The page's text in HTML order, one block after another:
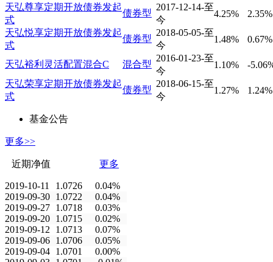
天弘尊享定期开放债券发起
式
债券型
2017-12-14-至
今
4.25%
2.35%
天弘悦享定期开放债券发起
式
债券型
2018-05-05-至
今
1.48% 0.67%
天弘裕利灵活配置混合C 混合型
2016-01-23-至
今
1.10%
-
天弘荣享定期开放债券发起
式
债券型
2018-06-15-至
今
1.27% 1.24%
基金公告
更多>>
近期净值 更多
2019-10-11 1.0726
0.04%
2019-09-30 1.0722
0.04%
2019-09-27 1.0718
0.03%
2019-09-20 1.0715
0.02%
2019-09-12
1.0713
0.07%
2019-09-06 1.0706
0.05%
2019-09-04 1.0701
0.00%